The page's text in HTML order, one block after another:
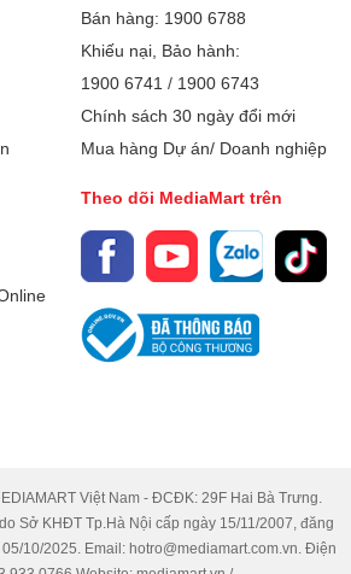
Bán hàng: 1900 6788
Khiếu nại, Bảo hành:
1900 6741 / 1900 6743
Chính sách 30 ngày đổi mới
Mua hàng Dự án/ Doanh nghiệp
Theo dõi MediaMart trên
Việt Nam - ĐCĐK: 29F Hai Bà Trưng.
Sở KHĐT Tp.Hà Nội cấp ngày 15/11/2007, đăng
10/2025. Email: hotro@mediamart.com.vn. Điện